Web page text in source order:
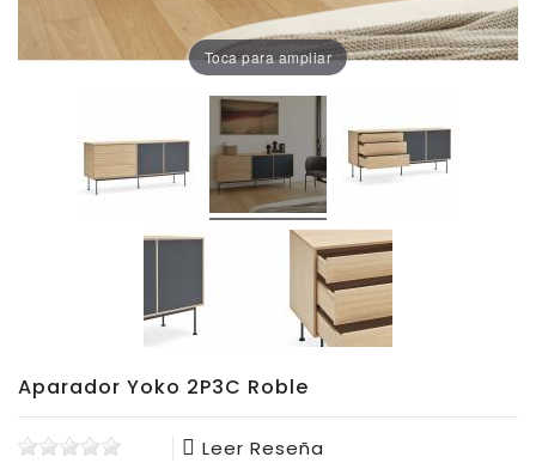
Toca para ampliar
Aparador Yoko 2P3C Roble
Leer Reseña